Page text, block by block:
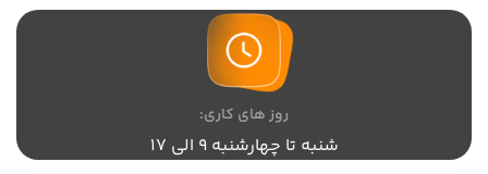
روز های کاری:
شنبه تا چهارشنبه 9 الی 17